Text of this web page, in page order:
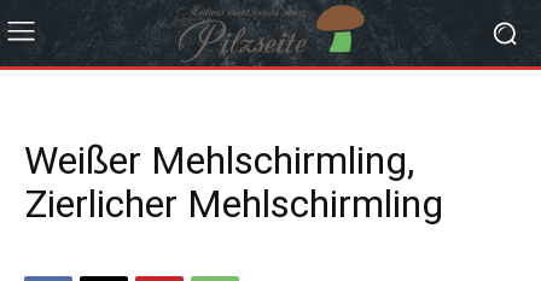
Weißer Mehlschirmling,
Zierlicher Mehlschirmling